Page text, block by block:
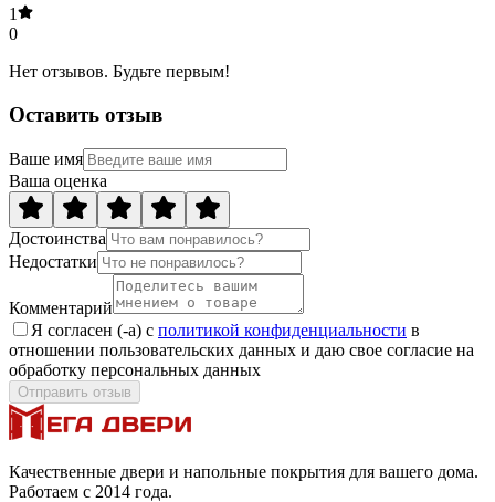
1
0
Нет отзывов. Будьте первым!
Оставить отзыв
Ваше имя
Ваша оценка
Достоинства
Недостатки
Комментарий
Я согласен (-а) с политикой конфиденциальности в
отношении пользовательских данных и даю свое согласие на
обработку персональных данных
Отправить отзыв
Качественные двери и напольные покрытия для вашего дома.
Работаем с 2014 года.